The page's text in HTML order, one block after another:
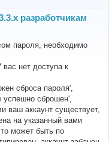
разработчикам
пароля, необходимо
нет доступа к
сброса пароля',
успешно сброшен',
ваш аккаунт существует,
на указанный вами
может быть по